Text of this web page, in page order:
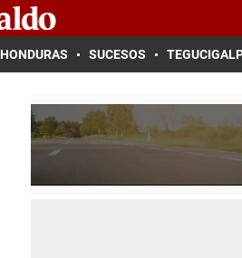
HONDURAS SUCESOS